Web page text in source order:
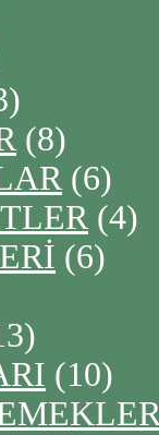
(8)
(6)
(4)
(6)
(10)